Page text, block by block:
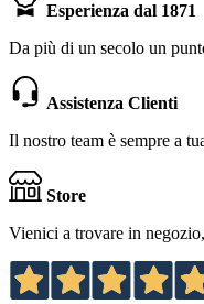
Esperienza dal 1871
Da più di un secolo un
Assistenza Clienti
Il nostro team è sempre a
Store
Vienici a trovare in